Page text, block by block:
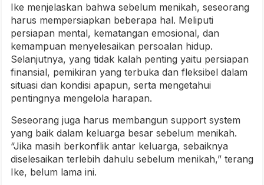
Ike menjelaskan bahwa sebelum menikah, seseorang
harus mempersiapkan beberapa hal. Meliputi
persiapan mental, kematangan emosional, dan
kemampuan menyelesaikan persoalan hidup.
Selanjutnya, yang tidak kalah penting yaitu persiapan
finansial, pemikiran yang terbuka dan fleksibel dalam
situasi dan kondisi apapun, serta mengetahui
pentingnya mengelola harapan.
Seseorang juga harus membangun support system
yang baik dalam keluarga besar sebelum menikah.
“Jika masih berkonflik antar keluarga, sebaiknya
diselesaikan terlebih dahulu sebelum menikah,” terang
Ike, belum lama ini.